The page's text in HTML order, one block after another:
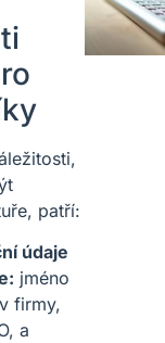
patří:
údaje
jméno
firmy,
a